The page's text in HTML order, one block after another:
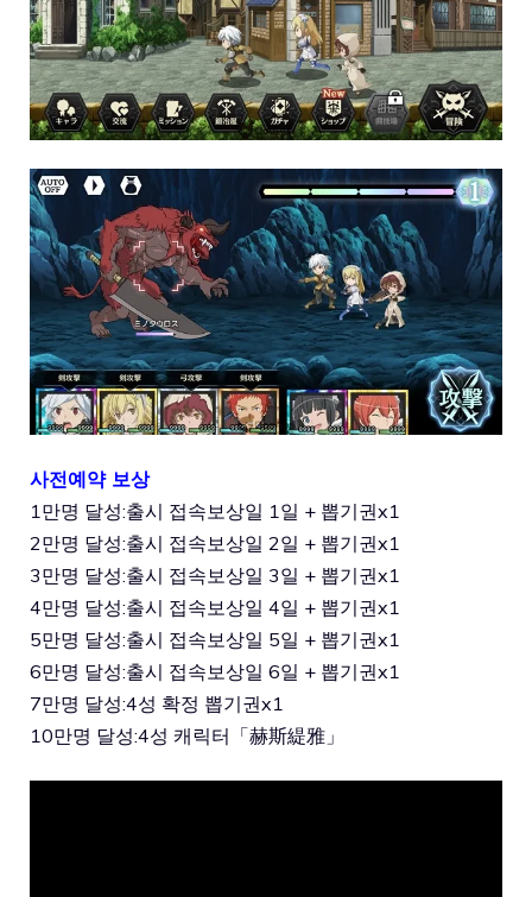
사전예약 보상
1만명 달성:출시 접속보상일 1일 + 뽑기권x1
2만명 달성:출시 접속보상일 2일 + 뽑기권x1
3만명 달성:출시 접속보상일 3일 + 뽑기권x1
4만명 달성:출시 접속보상일 4일 + 뽑기권x1
5만명 달성:출시 접속보상일 5일 + 뽑기권x1
6만명 달성:출시 접속보상일 6일 + 뽑기권x1
7만명 달성:4성 확정 뽑기권x1
10만명 달성:4성 캐릭터「赫斯緹雅」